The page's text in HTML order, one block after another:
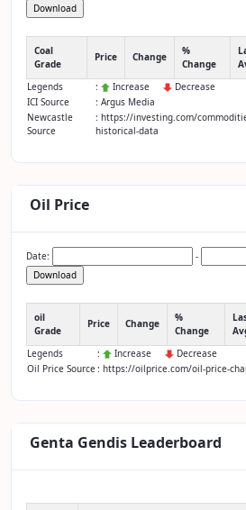
Download
Coal
Grade
Price Change
%
Change
Legends
: Increase
Decrease
ICI Source
: Argus Media
Newcastle
Source
: https://investing.com/
historical-data
Oil Price
Date:
-
Download
oil
Grade
Price Change
%
Change
Legends
: Increase
Decrease
Oil Price Source : https://oilprice.com/oil-price-
Genta Gendis Leaderboard